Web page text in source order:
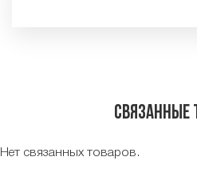
Связанные
Нет связанных товаров.